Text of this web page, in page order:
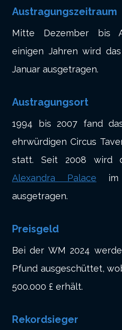
Austragungszeitraum
Mitte Dezember bis
einigen Jahren wird
Januar ausgetragen.
Austragungsort
1994 bis 2007 fand
ehrwürdigen Circus
statt. Seit 2008 wird
Alexandra Palace im
ausgetragen.
Preisgeld
Bei der WM 2024
Pfund ausgeschüttet,
500.000 £ erhält.
Rekordsieger